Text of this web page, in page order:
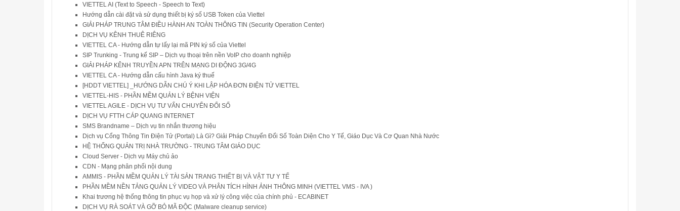
VIETTEL AI (Text to Speech - Speech to Text)
Hướng dẫn cài đặt và sử dụng thiết bị ký số USB Token của Viettel
GIẢI PHÁP TRUNG TÂM ĐIỀU HÀNH AN TOÀN THÔNG TIN (Security Operation Center)
DỊCH VỤ KÊNH THUÊ RIÊNG
VIETTEL CA - Hướng dẫn tự lấy lại mã PIN ký số của Viettel
SIP Trunking - Trung kế SIP – Dịch vụ thoại trên nền VoIP cho doanh nghiệp
GIẢI PHÁP KÊNH TRUYỀN APN TRÊN MẠNG DI ĐỘNG 3G/4G
VIETTEL CA - Hướng dẫn cấu hình Java ký thuế
[HDDT VIETTEL] _HƯỚNG DẪN CHÚ Ý KHI LẬP HÓA ĐƠN ĐIỆN TỬ VIETTEL
VIETTEL-HIS - PHẦN MỀM QUẢN LÝ BỆNH VIỆN
VIETTEL AGILE - DỊCH VỤ TƯ VẤN CHUYỂN ĐỔI SỐ
DỊCH VỤ FTTH CÁP QUANG INTERNET
SMS Brandname – Dịch vụ tin nhắn thương hiệu
Dịch vụ Cổng Thông Tin Điện Tử (Portal) Là Gì? Giải Pháp Chuyển Đổi Số Toàn Diện Cho Y Tế, Giáo Dục Và Cơ Quan Nhà Nước
HỆ THỐNG QUẢN TRỊ NHÀ TRƯỜNG - TRUNG TÂM GIÁO DỤC
Cloud Server - Dịch vụ Máy chủ ảo
CDN - Mạng phân phối nội dung
AMMIS - PHẦN MỀM QUẢN LÝ TÀI SẢN TRANG THIẾT BỊ VÀ VẬT TƯ Y TẾ
PHẦN MỀM NỀN TẢNG QUẢN LÝ VIDEO VÀ PHÂN TÍCH HÌNH ẢNH THÔNG MINH (VIETTEL VMS - IVA )
Khai trương hệ thống thông tin phục vụ họp và xử lý công việc của chính phủ - ECABINET
DỊCH VỤ RÀ SOÁT VÀ GỠ BỎ MÃ ĐỘC (Malware cleanup service)